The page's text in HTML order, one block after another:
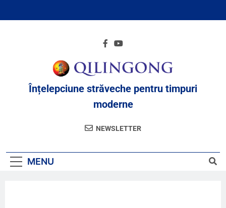
Înțelepciune străveche pentru timpuri
moderne
NEWSLETTER
MENU